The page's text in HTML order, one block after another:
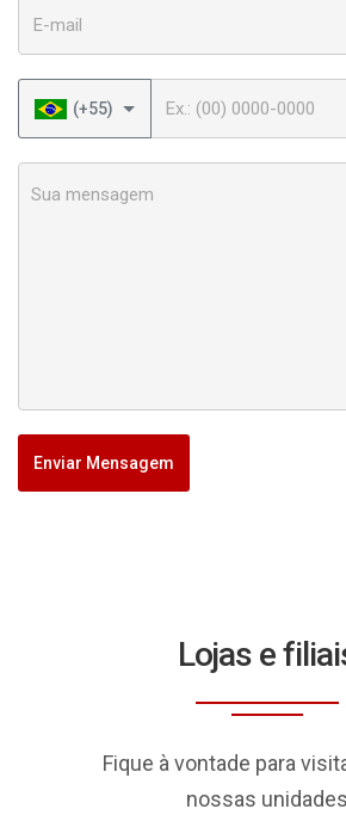
(+55)
Enviar Mensagem
Lojas e
Fique à vontade para
nossas unidades